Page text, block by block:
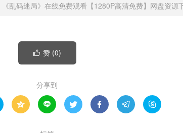
《乱码迷局》在线免费观看【1280P高清免费】网盘资源
 赞 (0)
分享到
     